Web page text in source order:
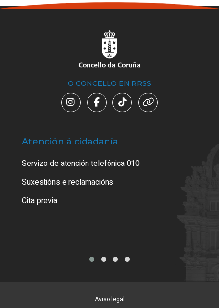
O CONCELLO EN RRSS
Atención á cidadanía
Servizo de atención telefónica 010
Suxestións e reclamacións
Cita previa
Aviso legal